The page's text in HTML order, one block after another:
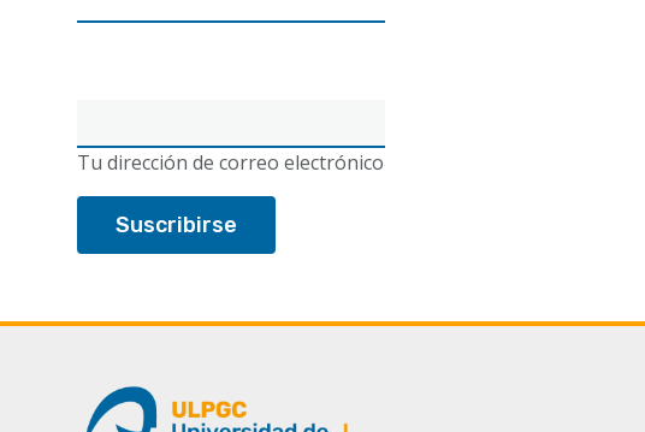
electrónico
Tu dirección de correo electrónico